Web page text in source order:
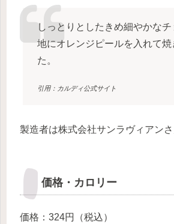
しっとりとしたきめ細やかな
地にオレンジピールを入れて焼
た。
引用：カルディ公式サイト
製造者は株式会社サンラヴィアンさ
価格・カロリー
価格：324円（税込）